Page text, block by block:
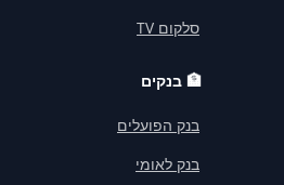
סלקום TV
🏦 בנקים
בנק הפועלים
בנק לאומי